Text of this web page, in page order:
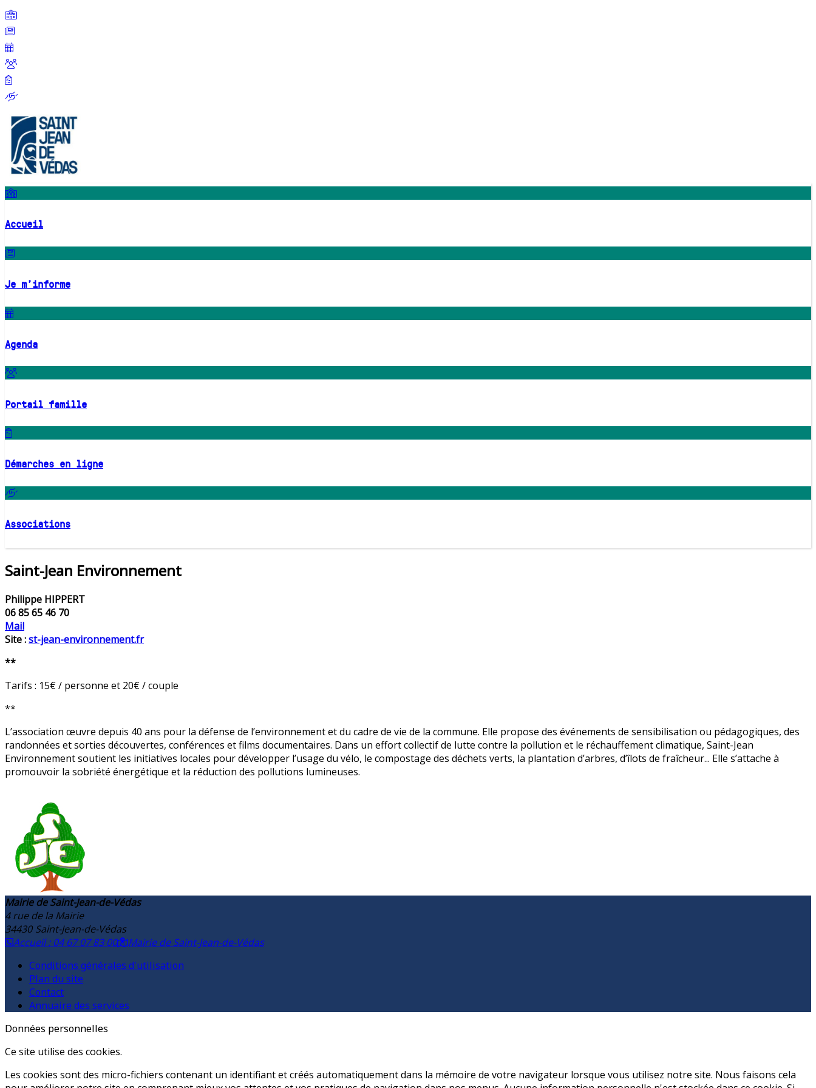
Accueil
Je m'informe
Agenda
Portail famille
Démarches en ligne
Associations
Saint-Jean Environnement
Philippe HIPPERT
06 85 65 46 70
Mail
Site :st-jean-environnement.fr
**
Tarifs : 15€ / personne et 20€ / couple
**
L’association œuvre depuis 40 ans pour la défense de l’environnement et du cadre de vie de la commune. Elle propose des événements de sensibilisation ou pédagogiques, des
randonnées et sorties découvertes, conférences et films documentaires. Dans un effort collectif de lutte contre la pollution et le réchauffement climatique, Saint-Jean
Environnement soutient les initiatives locales pour développer l’usage du vélo, le compostage des déchets verts, la plantation d’arbres, d’îlots de fraîcheur... Elle s’attache à
promouvoir la sobriété énergétique et la réduction des pollutions lumineuses.
Mairie de Saint-Jean-de-Védas
4 rue de la Mairie
34430 Saint-Jean-de-Védas
Accueil : 04 67 07 83 00
Mairie de Saint-Jean-de-Védas
Conditions générales d'utilisation
Plan du site
Contact
Annuaire des services
Données personnelles
Ce site utilise des cookies.
Les cookies sont des micro-fichiers contenant un identifiant et créés automatiquement dans la mémoire de votre navigateur lorsque vous utilisez notre site. Nous faisons cela